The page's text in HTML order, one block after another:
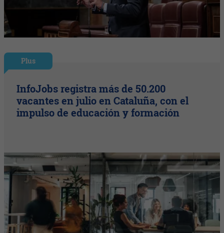
Plus
InfoJobs registra más de 50.200
vacantes en julio en Cataluña, con el
impulso de educación y formación